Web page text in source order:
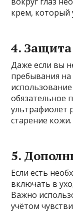
крем,
4.
Даже если вы
пребывания
обязательное
ультрафиолет
старение кожи.
5.
Если есть
включать в
Важно
учётом